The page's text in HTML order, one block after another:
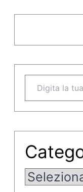
Digita la tua e-mail...
Categorie